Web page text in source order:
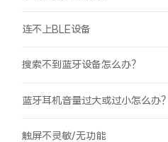
连不上BLE设备
搜索不到蓝牙设备怎么办？
蓝牙耳机音量过大或过小怎么办？
触屏不灵敏/无功能